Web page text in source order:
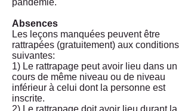
pandémie.
Absences
Les leçons manquées peuvent être
rattrapées (gratuitement) aux conditions
suivantes:
1) Le rattrapage peut avoir lieu dans un
cours de même niveau ou de niveau
inférieur à celui dont la personne est
inscrite.
2) Le rattrapage doit avoir lieu durant la